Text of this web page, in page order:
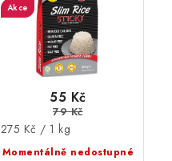
Akce
Momentálně nedostupné
55 Kč
79 Kč
Měrná
cena:
275 Kč / 1 kg